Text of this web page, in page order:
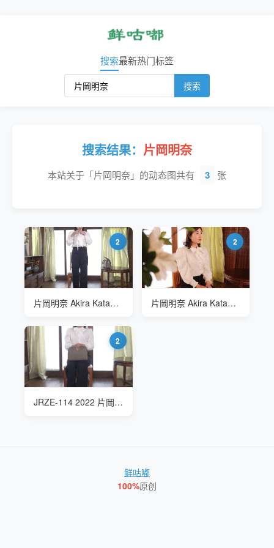
搜索最新热门标签
搜索
搜索结果： 片岡明奈
本站关于「片岡明奈」的动态图共有 3 张
2
片岡明奈 Akira Kataoka JRZE-114 婚礼当天的亲密纪录
2
片岡明奈 Akira Kataoka JRZE-114 婚礼当天的亲密纪录
2
JRZE-114 2022 片岡明奈(Kataokaakina)初撮り人妻ドキュメント
鲜咕嘟
100%原创